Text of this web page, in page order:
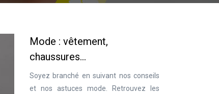
Mode : vêtement,
chaussures…
Soyez branché en suivant nos conseils
et nos astuces mode. Retrouvez les